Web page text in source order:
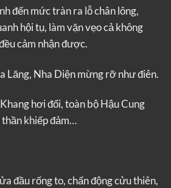
đến mức tràn ra lỗ chân lông,
hội tụ, làm vặn vẹo cả không
cảm nhận được.
Lăng, Nha Diện mừng rỡ như điên.
hơi đổi, toàn bộ Hậu Cung
thần khiếp đảm…
đầu rống to, chấn động cửu thiên,